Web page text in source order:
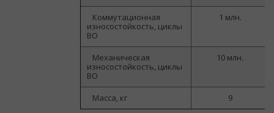
Коммутационная
износостойкость, циклы
ВО
1 млн.
Механическая
износостойкость, циклы
ВО
10 млн.
Масса, кг 9